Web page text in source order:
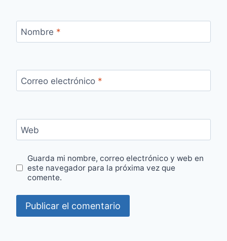
Nombre *
Correo electrónico *
Web
Guarda mi nombre, correo electrónico y web en
este navegador para la próxima vez que
comente.